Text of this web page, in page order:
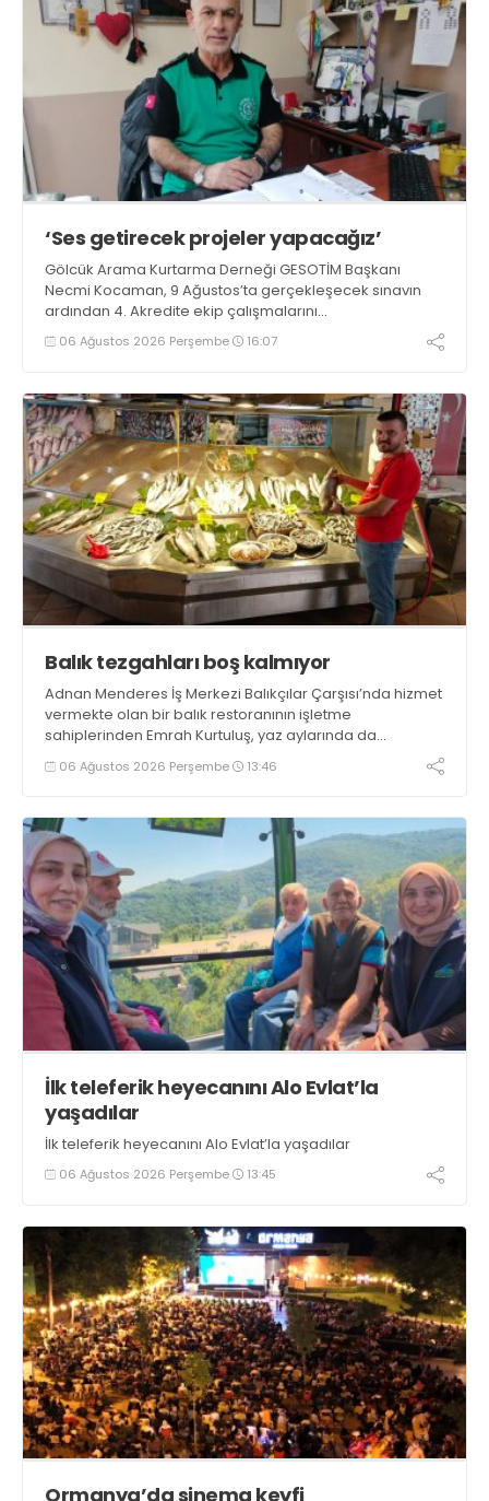
‘Ses getirecek projeler yapacağız’
Gölcük Arama Kurtarma Derneği GESOTİM Başkanı
Necmi Kocaman, 9 Ağustos’ta gerçekleşecek sınavın
ardından 4. Akredite ekip çalışmalarını
tamamlayacaklarını ifade ederek açıklamalarda
bulundu. Kocaman, “Gölcük’te ve Kocaeli genelinde ses
06 Ağustos 2026 Perşembe 16:07
Balık tezgahları boş kalmıyor
Adnan Menderes İş Merkezi Balıkçılar Çarşısı’nda hizmet
vermekte olan bir balık restoranının işletme
sahiplerinden Emrah Kurtuluş, yaz aylarında da
tezgahlarda taze balık bulunduğunu ifade ederek “Yıl
boyunca tezgahlarda taze balık bulmak mümkün
06 Ağustos 2026 Perşembe 13:46
İlk teleferik heyecanını Alo Evlat’la
yaşadılar
İlk teleferik heyecanını Alo Evlat’la yaşadılar
06 Ağustos 2026 Perşembe 13:45
Ormanya’da sinema keyfi